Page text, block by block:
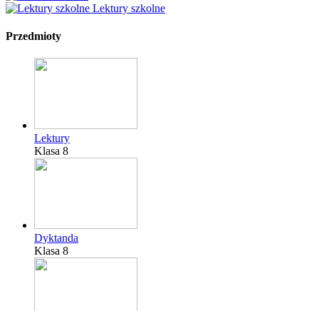
Lektury szkolne
Przedmioty
Lektury
Klasa 8
Dyktanda
Klasa 8